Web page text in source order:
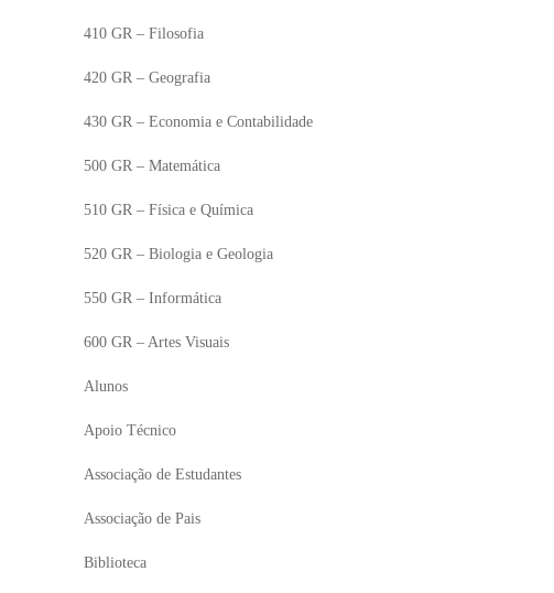
410 GR – Filosofia
420 GR – Geografia
430 GR – Economia e Contabilidade
500 GR – Matemática
510 GR – Física e Química
520 GR – Biologia e Geologia
550 GR – Informática
600 GR – Artes Visuais
Alunos
Apoio Técnico
Associação de Estudantes
Associação de Pais
Biblioteca